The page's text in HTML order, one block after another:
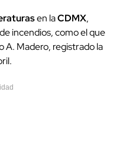
en laCDMX,
incendios, como el que
A. Madero, registrado la